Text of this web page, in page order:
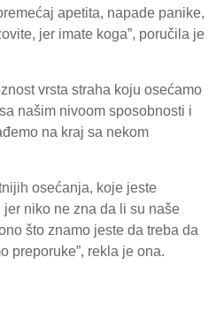
apetita, napade panike,
jer imate koga”, poručila je
vrsta straha koju osećamo
našim nivoom sposobnosti i
na kraj sa nekom
osećanja, koje jeste
niko ne zna da li su naše
što znamo jeste da treba da
preporuke”, rekla je ona.